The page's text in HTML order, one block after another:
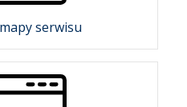
serwisu